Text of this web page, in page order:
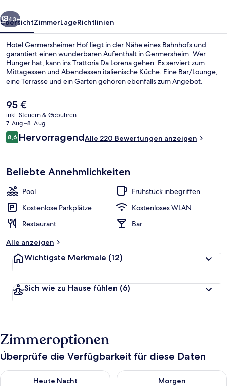
Weiter
43+
ÜbersichtZimmerLageRichtlinien
Hotel Germersheimer Hof liegt in der Nähe eines Bahnhofs und
garantiert einen wunderbaren Aufenthalt in Germersheim. Wer
Hunger hat, kann ins Trattoria Da Lorena gehen: Es serviert zum
Mittagessen und Abendessen italienische Küche. Eine Bar/Lounge,
eine Terrasse und ein Garten gehören ebenfalls zum Angebot.
Der
aktuelle
Preis
beträgt
95 €.
95 €
inkl. Steuern & Gebühren
7. Aug.–8. Aug.
Bewertungen
8,68,6 von 10.
HervorragendAlle 220 Bewertungen anzeigen
Beliebte Annehmlichkeiten
Pool
Frühstück inbegriffen
Kostenlose Parkplätze
Kostenloses WLAN
Restaurant
Bar
Alle anzeigen
Wichtigste Merkmale (12)
Sich wie zu Hause fühlen (6)
Zimmeroptionen
Überprüfe die Verfügbarkeit für diese Daten
Heute Nacht
Überprüfe die Verfügbarkeit für heute Nacht, Aug. 6 - Aug. 7.
Morgen
Überprüfe die Verfügbarkeit